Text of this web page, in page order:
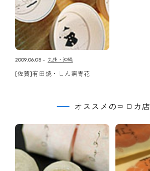
2009.06.08 九州・沖縄
[佐賀]有田焼・しん窯青花
オススメのコロカ店